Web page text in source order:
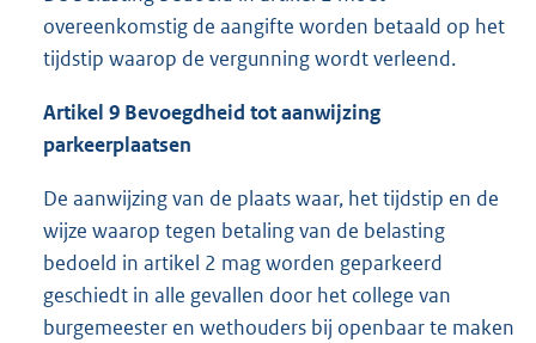
overeenkomstig de aangifte worden betaald op het
tijdstip waarop de vergunning wordt verleend.
Artikel 9 Bevoegdheid tot aanwijzing
parkeerplaatsen
De aanwijzing van de plaats waar, het tijdstip en de
wijze waarop tegen betaling van de belasting
bedoeld in artikel 2 mag worden geparkeerd
geschiedt in alle gevallen door het college van
burgemeester en wethouders bij openbaar te maken